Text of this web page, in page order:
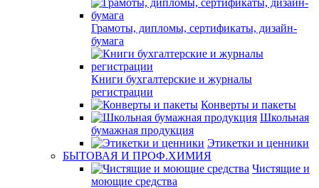
Грамоты, дипломы, сертификаты, дизайн-
бумага
Книги бухгалтерские и журналы
регистрации
Конверты и пакеты
Школьная
бумажная продукция
Этикетки и ценники
БЫТОВАЯ И ПРОФ.ХИМИЯ
Чистящие и
моющие средства